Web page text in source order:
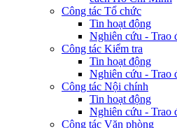
Công tác Tổ chức
Tin hoạt động
Nghiên cứu - Trao
Công tác Kiểm tra
Tin hoạt động
Nghiên cứu - Trao
Công tác Nội chính
Tin hoạt động
Nghiên cứu - Trao
Công tác Văn phòng